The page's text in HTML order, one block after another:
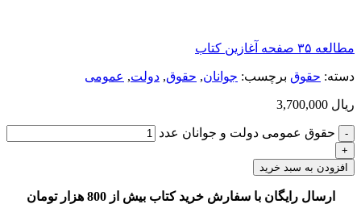
مطالعه ۳۵ صفحه آغازین کتاب
دسته: حقوق برچسب: جوانان, حقوق, دولت, عمومی
ریال
حقوق عمومی دولت و جوانان عدد
افزودن به سبد خرید
ارسال رایگان با سفارش خرید کتاب بیش از 800 هزار تومان